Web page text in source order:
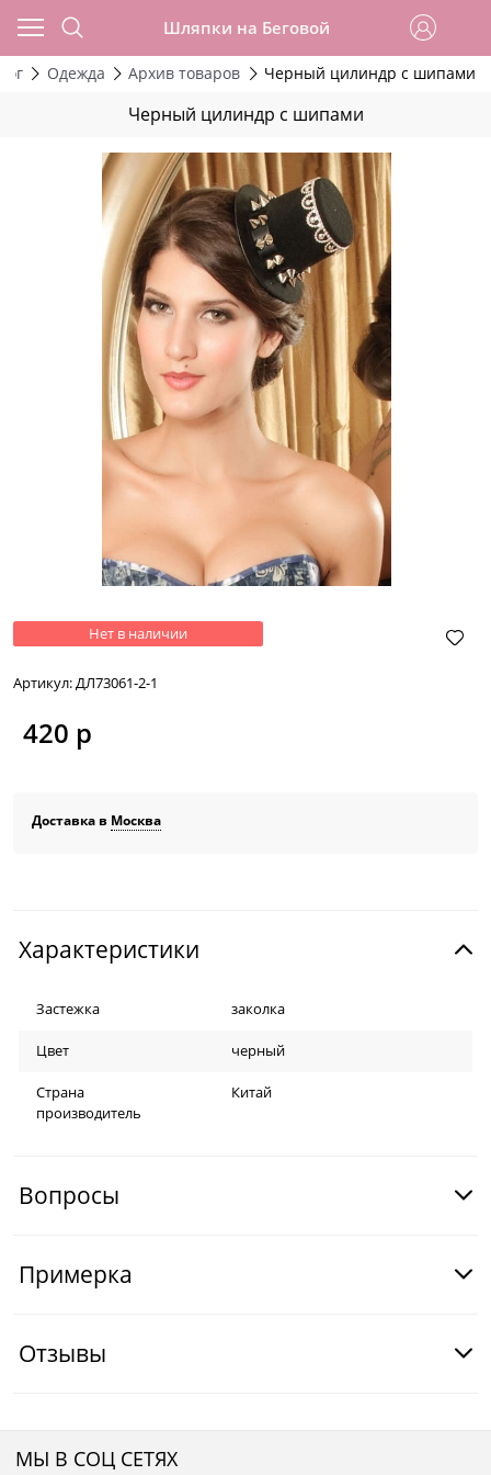
Шляпки на Беговой
Одежда Архив товаров Черный цилиндр с шипами
Черный цилиндр с шипами
Нет в наличии
Артикул:ДЛ73061-2-1
420 р
Доставка в Москва
Характеристики
Застежка заколка
Цвет черный
Страна
производитель
Китай
Вопросы
Примерка
Отзывы
МЫ В СОЦ СЕТЯХ